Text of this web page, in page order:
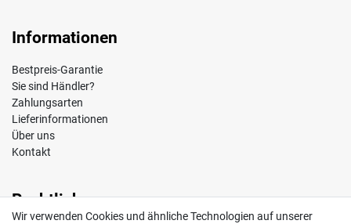
Informationen
Bestpreis-Garantie
Sie sind Händler?
Zahlungsarten
Lieferinformationen
Über uns
Kontakt
Rechtliches
Wir verwenden Cookies und ähnliche Technologien auf unserer